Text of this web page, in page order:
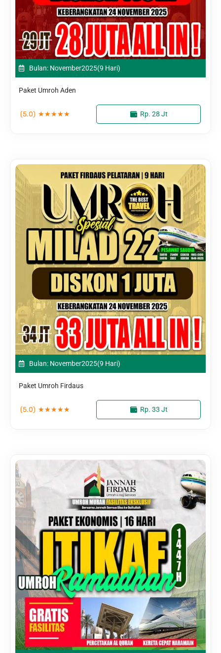
Bulan: November2025(9 Hari)
Paket Umroh Aden
(5.0) ★★★★★ Rp. 28 Jt
Bulan: November2025(9 Hari)
Paket Umroh Firdaus
(5.0) ★★★★★ Rp. 33 Jt